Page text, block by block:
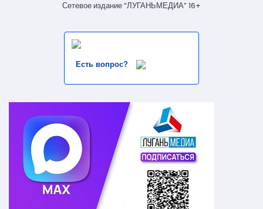
Сетевое издание “ЛУГАНЬМЕДИА” 16+
Есть вопрос?